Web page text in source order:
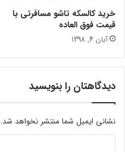
خرید کالسکه تاشو مسافرتی با
قیمت فوق العاده
آبان 4, 1398
دیدگاهتان را بنویسید
نشانی ایمیل شما منتشر نخواهد شد.